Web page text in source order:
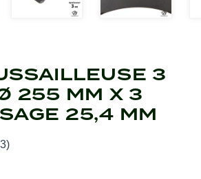
3
255 MM X 3
25,4 MM